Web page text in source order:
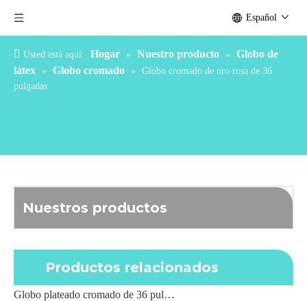
Español
Usted está aquí: Hogar » Nuestro producto »
Globo de
látex
» Globo cromado »
Globo cromado de oro rosa de 36
pulgadas
Nuestros productos
Productos relacionados
Globo plateado cromado de 36 pulgadas